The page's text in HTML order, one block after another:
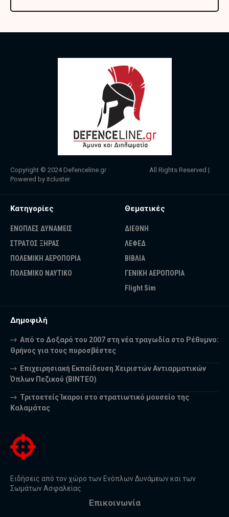
Copyright © 2024 Defenceline.gr All Rights Reserved |
Powered by itcluster
Κατηγορίες
ΕΝΟΠΛΕΣ ΔΥΝΑΜΕΙΣ
ΣΤΡΑΤΟΣ ΞΗΡΑΣ
ΠΟΛΕΜΙΚΗ ΑΕΡΟΠΟΡΙΑ
ΠΟΛΕΜΙΚΟ ΝΑΥΤΙΚΟ
Θεματικές
ΔΙΕΘΝΗ
ΛΕΦΕΔ
ΒΙΒΛΙΑ
ΓΕΝΙΚΗ ΑΕΡΟΠΟΡΙΑ
Flight Sim
Δημοφιλή
Από το Δοξαρό του 2007 στη νέα τραγωδία στο Ρέθυμνο:
Θρήνος για τους πυροσβέστες
Επιχειρησιακή Εκπαίδευση Χειριστών Αντιαρματικών
Όπλων Πεζικού (ΒΙΝΤΕΟ)
Τριτοετείς Ίκαροι στο στρατιωτικό μουσείο της
Καλαμάτας
Ειδήσεις από τον χώρο των Ενόπλων Δυνάμεων και των
Σωμάτων Ασφαλείας
Επικοινωνία